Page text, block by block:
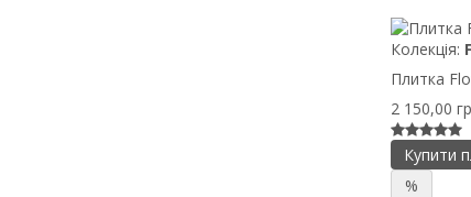
Колекція:
Плитка
2 150,00
Купити
%